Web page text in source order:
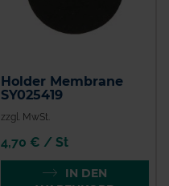
Holder Membrane
SY025419
zzgl. MwSt.
4,70 € / St
IN DEN